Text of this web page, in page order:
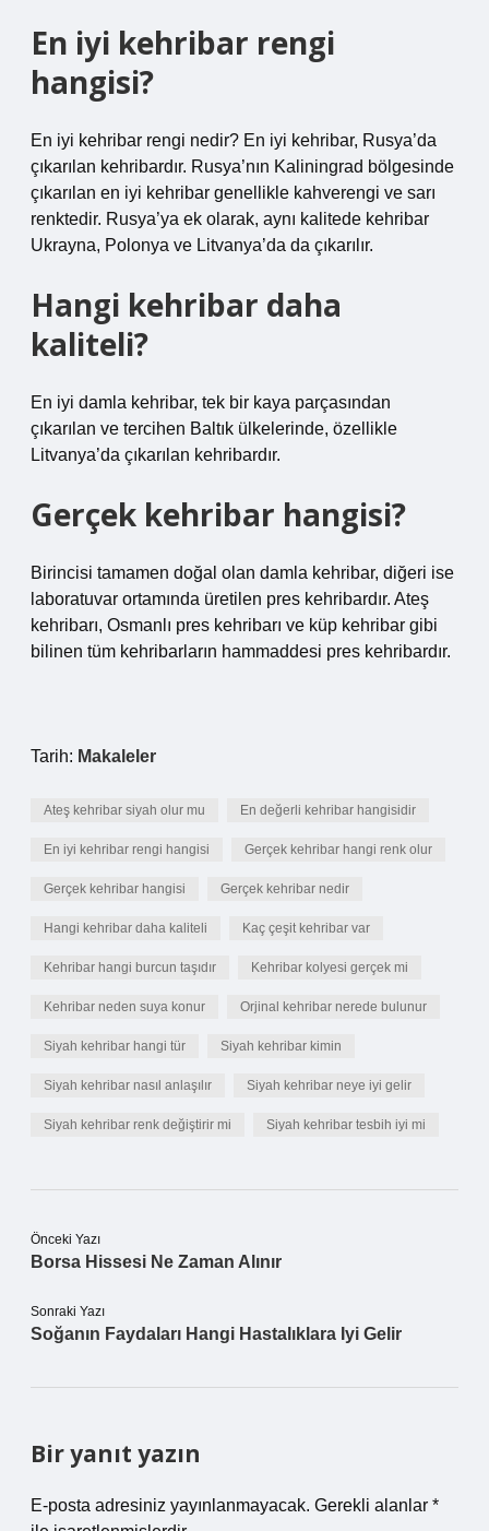
En iyi kehribar rengi
hangisi?
En iyi kehribar rengi nedir? En iyi kehribar, Rusya’da
çıkarılan kehribardır. Rusya’nın Kaliningrad bölgesinde
çıkarılan en iyi kehribar genellikle kahverengi ve sarı
renktedir. Rusya’ya ek olarak, aynı kalitede kehribar
Ukrayna, Polonya ve Litvanya’da da çıkarılır.
Hangi kehribar daha
kaliteli?
En iyi damla kehribar, tek bir kaya parçasından
çıkarılan ve tercihen Baltık ülkelerinde, özellikle
Litvanya’da çıkarılan kehribardır.
Gerçek kehribar hangisi?
Birincisi tamamen doğal olan damla kehribar, diğeri ise
laboratuvar ortamında üretilen pres kehribardır. Ateş
kehribarı, Osmanlı pres kehribarı ve küp kehribar gibi
bilinen tüm kehribarların hammaddesi pres kehribardır.
Tarih: Makaleler
Ateş kehribar siyah olur mu En değerli kehribar hangisidir
En iyi kehribar rengi hangisi Gerçek kehribar hangi renk olur
Gerçek kehribar hangisi Gerçek kehribar nedir
Hangi kehribar daha kaliteli Kaç çeşit kehribar var
Kehribar hangi burcun taşıdır Kehribar kolyesi gerçek mi
Kehribar neden suya konur Orjinal kehribar nerede bulunur
Siyah kehribar hangi tür Siyah kehribar kimin
Siyah kehribar nasıl anlaşılır Siyah kehribar neye iyi gelir
Siyah kehribar renk değiştirir mi Siyah kehribar tesbih iyi mi
Önceki Yazı
Borsa Hissesi Ne Zaman Alınır
Sonraki Yazı
Soğanın Faydaları Hangi Hastalıklara Iyi Gelir
Bir yanıt yazın
E-posta adresiniz yayınlanmayacak. Gerekli alanlar *